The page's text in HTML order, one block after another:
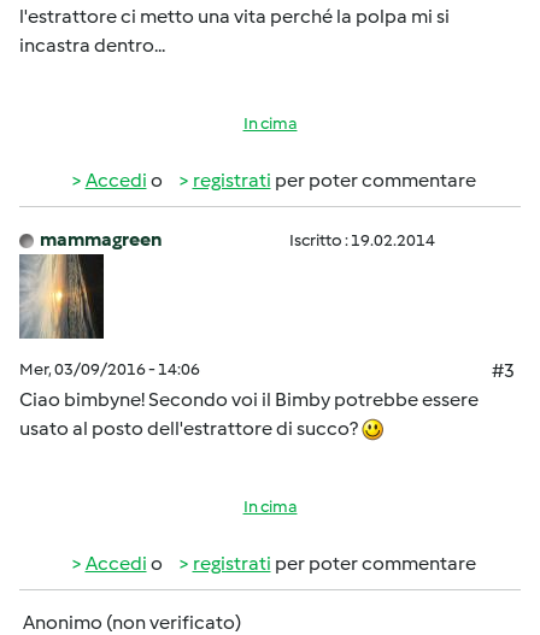
l'estrattore ci metto una vita perché la polpa mi si
incastra dentro...
In cima
Accedi o registrati per poter commentare
mammagreen Iscritto : 19.02.2014
Mer, 03/09/2016 - 14:06
#3
Ciao bimbyne! Secondo voi il Bimby potrebbe essere
usato al posto dell'estrattore di succo?
In cima
Accedi o registrati per poter commentare
Anonimo (non verificato)